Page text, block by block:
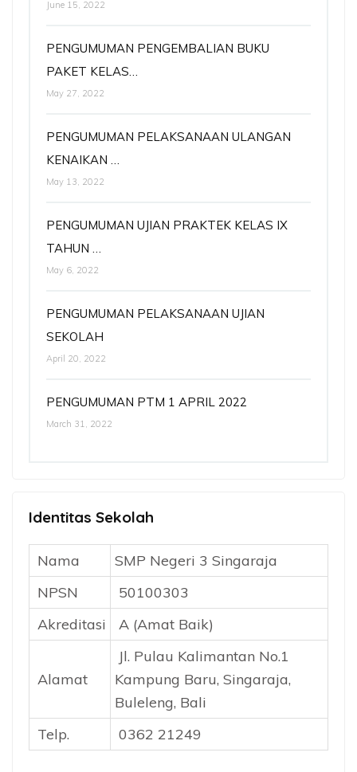
June 15, 2022
PENGUMUMAN PENGEMBALIAN BUKU
PAKET KELAS…
May 27, 2022
PENGUMUMAN PELAKSANAAN ULANGAN
KENAIKAN …
May 13, 2022
PENGUMUMAN UJIAN PRAKTEK KELAS IX
TAHUN …
May 6, 2022
PENGUMUMAN PELAKSANAAN UJIAN
SEKOLAH
April 20, 2022
PENGUMUMAN PTM 1 APRIL 2022
March 31, 2022
Identitas Sekolah
Nama
SMP Negeri 3 Singaraja
NPSN
50100303
Akreditasi
A (Amat Baik)
Alamat
Jl. Pulau Kalimantan No.1
Kampung Baru, Singaraja,
Buleleng, Bali
Telp.
0362 21249